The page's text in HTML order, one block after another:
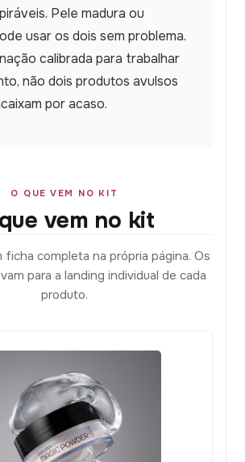
Pele madura ou
usar os dois sem problema.
calibrada para trabalhar
não dois produtos avulsos
por acaso.
O QUE VEM NO KIT
vem no kit
completa na própria página. Os
para a landing individual de cada
produto.